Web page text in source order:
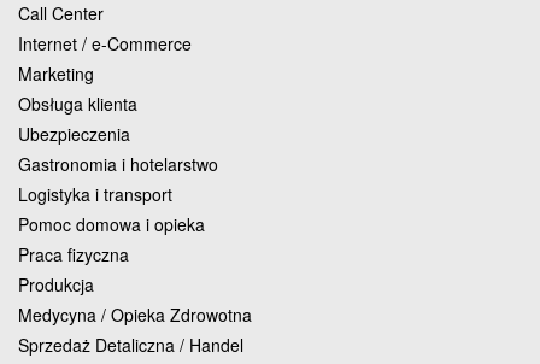
Call Center
Internet / e-Commerce
Marketing
Obsługa klienta
Ubezpieczenia
Gastronomia i hotelarstwo
Logistyka i transport
Pomoc domowa i opieka
Praca fizyczna
Produkcja
Medycyna / Opieka Zdrowotna
Sprzedaż Detaliczna / Handel